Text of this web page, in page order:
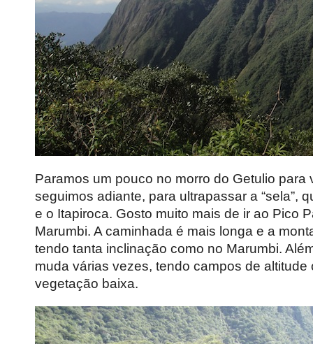
Paramos um pouco no morro do Getulio para
seguimos adiante, para ultrapassar a “sela”,
e o Itapiroca. Gosto muito mais de ir ao Pico
Marumbi. A caminhada é mais longa e a
tendo tanta inclinação como no Marumbi.
muda várias vezes, tendo campos de
vegetação baixa.